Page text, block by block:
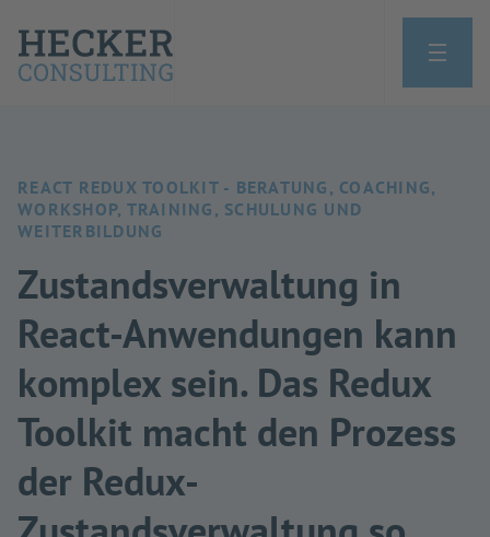
REACT REDUX TOOLKIT - BERATUNG, COACHING,
WORKSHOP, TRAINING, SCHULUNG UND
WEITERBILDUNG
Zustandsverwaltung in
React-Anwendungen kann
komplex sein. Das Redux
Toolkit macht den Prozess
der Redux-